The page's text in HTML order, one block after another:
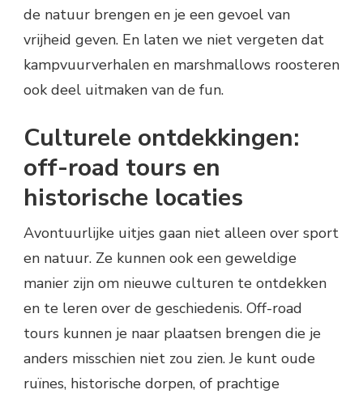
de natuur brengen en je een gevoel van
vrijheid geven. En laten we niet vergeten dat
kampvuurverhalen en marshmallows roosteren
ook deel uitmaken van de fun.
Culturele ontdekkingen:
off-road tours en
historische locaties
Avontuurlijke uitjes gaan niet alleen over sport
en natuur. Ze kunnen ook een geweldige
manier zijn om nieuwe culturen te ontdekken
en te leren over de geschiedenis. Off-road
tours kunnen je naar plaatsen brengen die je
anders misschien niet zou zien. Je kunt oude
ruïnes, historische dorpen, of prachtige